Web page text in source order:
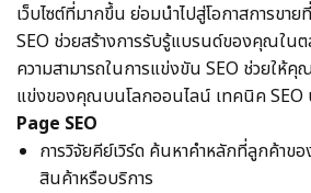
เว็บไซต์ที่มากขึ้น ย่อมนำไปสู่โอกาสการขา
SEO ช่วยสร้างการรับรู้แบรนด์ของคุณใน
ความสามารถในการแข่งขัน SEO ช่วยให้
แข่งของคุณบนโลกออนไลน์ เทคนิค
Page SEO
การวิจัยคีย์เวิร์ด ค้นหาคำหลักที่ลูกค้าข
สินค้าหรือบริการ